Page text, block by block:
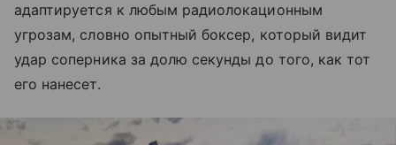
адаптируется к любым радиолокационным
угрозам, словно опытный боксер, который видит
удар соперника за долю секунды до того, как тот
его нанесет.